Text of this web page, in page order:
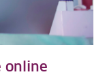
online